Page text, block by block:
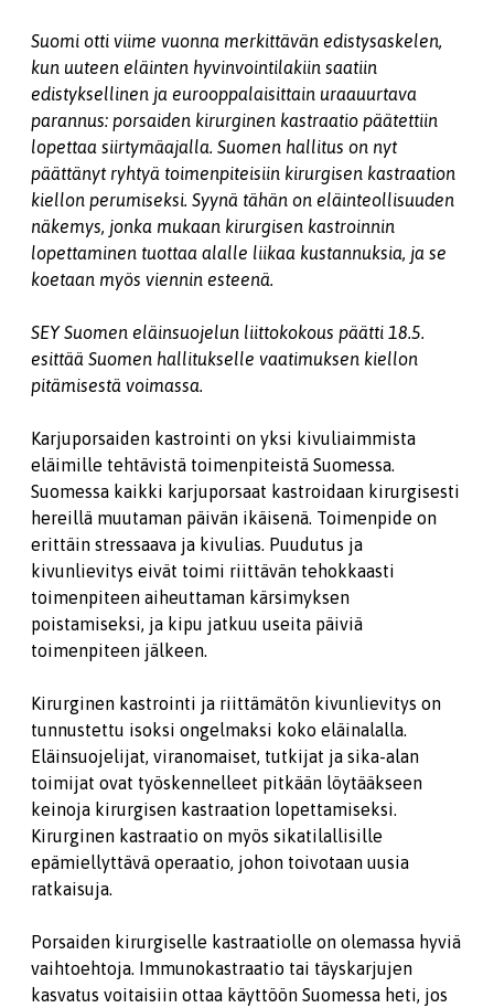
Suomi otti viime vuonna merkittävän edistysaskelen,
kun uuteen eläinten hyvinvointilakiin saatiin
edistyksellinen ja eurooppalaisittain uraauurtava
parannus: porsaiden kirurginen kastraatio päätettiin
lopettaa siirtymäajalla. Suomen hallitus on nyt
päättänyt ryhtyä toimenpiteisiin kirurgisen kastraation
kiellon perumiseksi. Syynä tähän on eläinteollisuuden
näkemys, jonka mukaan kirurgisen kastroinnin
lopettaminen tuottaa alalle liikaa kustannuksia, ja se
koetaan myös viennin esteenä.
SEY Suomen eläinsuojelun liittokokous päätti 18.5.
esittää Suomen hallitukselle vaatimuksen kiellon
pitämisestä voimassa.
Karjuporsaiden kastrointi on yksi kivuliaimmista
eläimille tehtävistä toimenpiteistä Suomessa.
Suomessa kaikki karjuporsaat kastroidaan kirurgisesti
hereillä muutaman päivän ikäisenä. Toimenpide on
erittäin stressaava ja kivulias. Puudutus ja
kivunlievitys eivät toimi riittävän tehokkaasti
toimenpiteen aiheuttaman kärsimyksen
poistamiseksi, ja kipu jatkuu useita päiviä
toimenpiteen jälkeen.
Kirurginen kastrointi ja riittämätön kivunlievitys on
tunnustettu isoksi ongelmaksi koko eläinalalla.
Eläinsuojelijat, viranomaiset, tutkijat ja sika-alan
toimijat ovat työskennelleet pitkään löytääkseen
keinoja kirurgisen kastraation lopettamiseksi.
Kirurginen kastraatio on myös sikatilallisille
epämiellyttävä operaatio, johon toivotaan uusia
ratkaisuja.
Porsaiden kirurgiselle kastraatiolle on olemassa hyviä
vaihtoehtoja. Immunokastraatio tai täyskarjujen
kasvatus voitaisiin ottaa käyttöön Suomessa heti, jos